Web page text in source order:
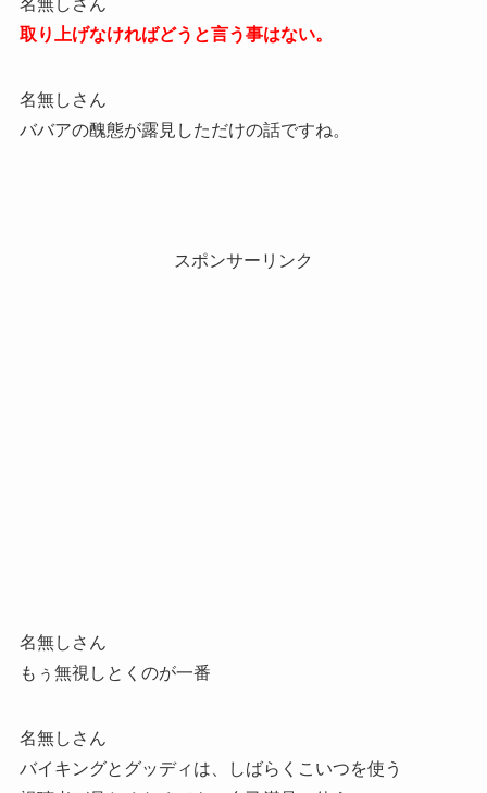
名無しさん
取り上げなければどうと言う事はない。
名無しさん
ババアの醜態が露見しただけの話ですね。
スポンサーリンク
名無しさん
もぅ無視しとくのが一番
名無しさん
バイキングとグッディは、しばらくこいつを使う